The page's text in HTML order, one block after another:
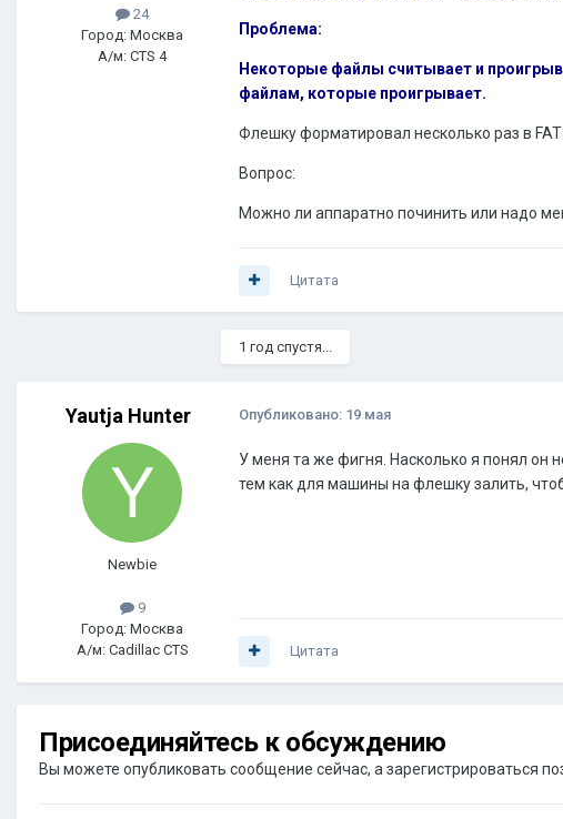
24
Город: Москва
А/м: CTS 4
Проблема:
Некоторые файлы считывает и
файлам, которые проигрывает.
Флешку форматировал несколько раз в
Вопрос:
Можно ли аппаратно починить или надо
Цитата
1 год спустя...
Yautja Hunter
Newbie
9
Город: Москва
А/м: Cadillac CTS
Опубликовано: 19 мая
У меня та же фигня. Насколько я понял он
тем как для машины на флешку залить,
Цитата
Присоединяйтесь к обсуждению
Вы можете опубликовать сообщение сейчас, а зарегистрироваться